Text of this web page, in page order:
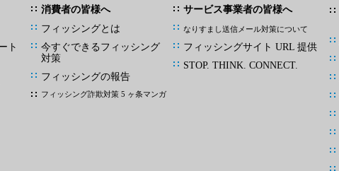
ト
消費者の皆様へ
フィッシングとは
今すぐできるフィッシング
対策
フィッシングの報告
フィッシング詐欺対策 5 ヶ条マンガ
サービス事業者の皆様へ
なりすまし送信メール対策について
フィッシングサイト URL 提供
STOP. THINK. CONNECT.